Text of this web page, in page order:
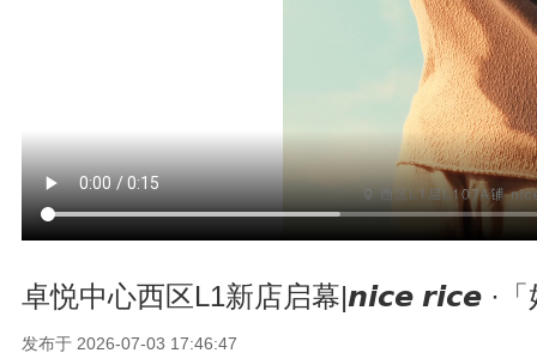
卓悦中心西区L1新店启幕|𝙣𝙞𝙘𝙚 𝙧𝙞𝙘𝙚 ·
发布于 2026-07-03 17:46:47